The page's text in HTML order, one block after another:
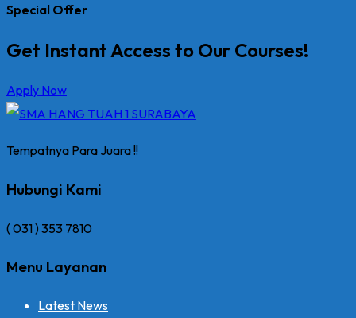
Special Offer
Get Instant Access to Our Courses!
Apply Now
Tempatnya Para Juara !!
Hubungi Kami
( 031 ) 353 7810
Menu Layanan
Latest News